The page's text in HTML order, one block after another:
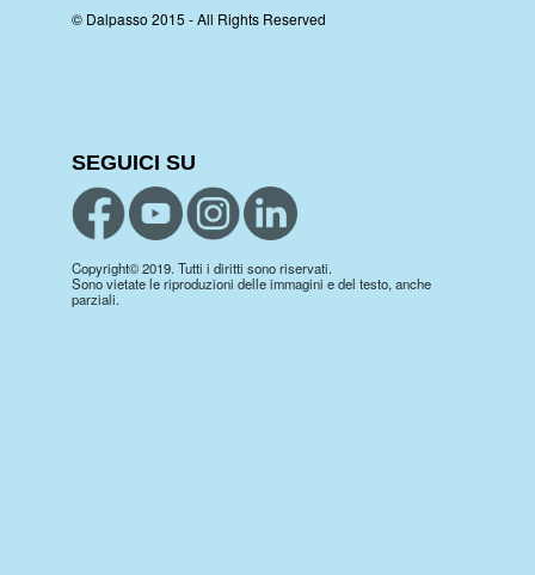
© Dalpasso 2015 - All Rights Reserved
SEGUICI SU
Copyright© 2019. Tutti i diritti sono riservati.
Sono vietate le riproduzioni delle immagini e del testo, anche
parziali.